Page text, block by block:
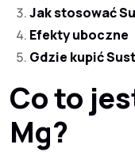
Jak stosować
Efekty uboczne
Gdzie kupić
Co to
Mg?